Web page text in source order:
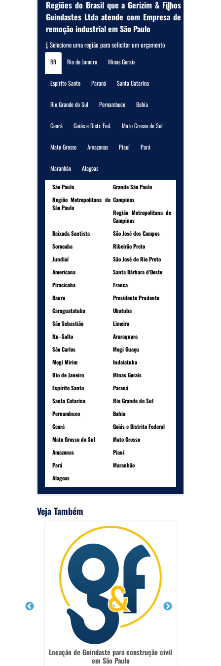
Regiões do Brasil que a Gerizim & Filhos
Guindastes Ltda atende com Empresa de
remoção industrial em São Paulo
Selecione uma região para solicitar um orçamento
BR Rio de Janeiro Minas Gerais
Espírito Santo Paraná Santa Catarina
Rio Grande do Sul Pernambuco Bahia
Ceará Goiás e Distr. Fed. Mato Grosso do Sul
Mato Grosso Amazonas Piauí Pará
Maranhão Alagoas
São Paulo
Grande São Paulo
Região Metropolitana de
São Paulo
Campinas
Região Metropolitana de
Campinas
Baixada Santista
São José dos Campos
Sorocaba
Ribeirão Preto
Jundiaí
São José do Rio Preto
Americana
Santa Bárbara d'Oeste
Piracicaba
Franca
Bauru
Presidente Prudente
Caraguatatuba
Ubatuba
São Sebastião
Limeira
Itu–Salto
Araraquara
São Carlos
Mogi Guaçu
Mogi Mirim
Indaiatuba
Rio de Janeiro
Minas Gerais
Espírito Santo
Paraná
Santa Catarina
Rio Grande do Sul
Pernambuco
Bahia
Ceará
Goiás e Distrito Federal
Mato Grosso do Sul
Mato Grosso
Amazonas
Piauí
Pará
Maranhão
Alagoas
Veja Também
Locação de Guindaste para construção civil
em São Paulo